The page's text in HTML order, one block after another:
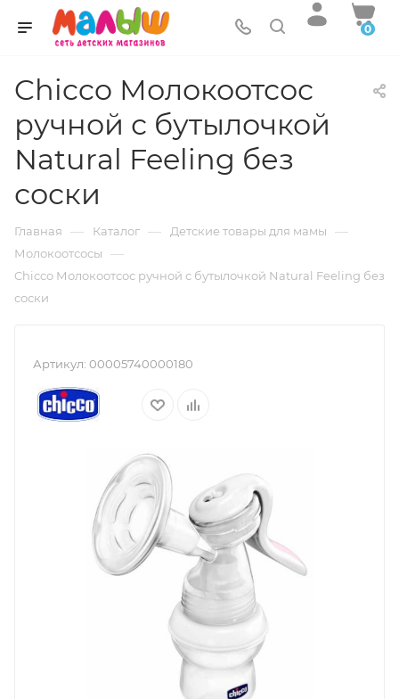
0
Chicco Молокоотсос
ручной с бутылочкой
Natural Feeling без
соски
Главная — Каталог — Детские товары для мамы —
Молокоотсосы —
Chicco Молокоотсос ручной с бутылочкой Natural Feeling без
соски
Артикул: 00005740000180